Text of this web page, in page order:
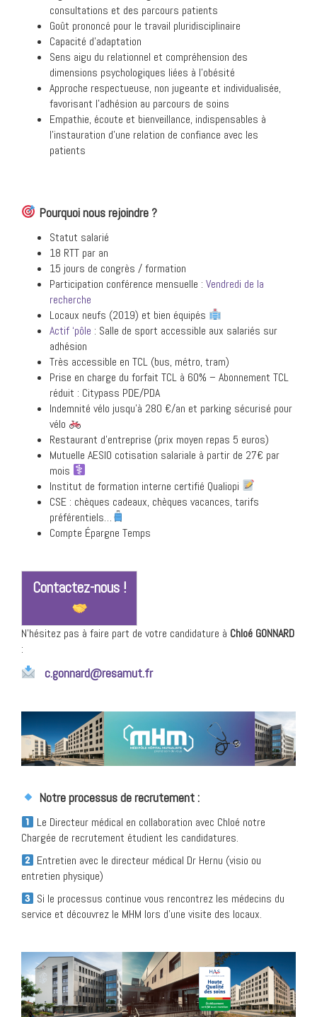
consultations et des parcours patients
Goût prononcé pour le travail pluridisciplinaire
Capacité d’adaptation
Sens aigu du relationnel et compréhension des
dimensions psychologiques liées à l’obésité
Approche respectueuse, non jugeante et individualisée,
favorisant l’adhésion au parcours de soins
Empathie, écoute et bienveillance, indispensables à
l’instauration d’une relation de confiance avec les
patients
Pourquoi nous rejoindre ?
Statut salarié
18 RTT par an
15 jours de congrès / formation
Participation conférence mensuelle : Vendredi de la
recherche
Locaux neufs (2019) et bien équipés
Actif ‘pôle : Salle de sport accessible aux salariés sur
adhésion
Très accessible en TCL (bus, métro, tram)
Prise en charge du forfait TCL à 60% – Abonnement TCL
réduit : Citypass PDE/PDA
Indemnité vélo jusqu’à 280 €/an et parking sécurisé pour
vélo
Restaurant d’entreprise (prix moyen repas 5 euros)
Mutuelle AESIO cotisation salariale à partir de 27€ par
mois
Institut de formation interne certifié Qualiopi
CSE : chèques cadeaux, chèques vacances, tarifs
préférentiels…
Compte Épargne Temps
Contactez-nous !
N’hésitez pas à faire part de votre candidature à Chloé GONNARD
:
c.gonnard@resamut.fr
Notre processus de recrutement :
Le Directeur médical en collaboration avec Chloé notre
Chargée de recrutement étudient les candidatures.
Entretien avec le directeur médical Dr Hernu (visio ou
entretien physique)
Si le processus continue vous rencontrez les médecins du
service et découvrez le MHM lors d’une visite des locaux.